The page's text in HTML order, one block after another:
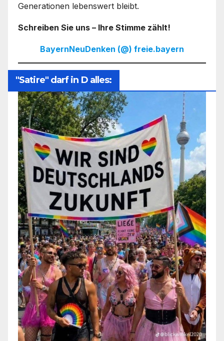
Generationen lebenswert bleibt.
Schreiben Sie uns – Ihre Stimme zählt!
BayernNeuDenken (@) freie.bayern
"Satire" darf in D alles: